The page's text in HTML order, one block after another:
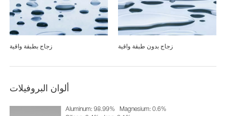
زجاج بطبقة واقية زجاج بدون طبقة واقية
ألوان البروفيلات
Aluminum: 98.99%
Magnesium: 0.6%